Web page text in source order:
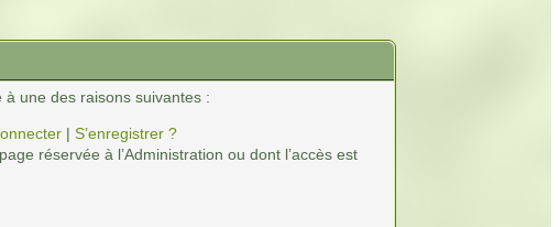
à une des raisons suivantes :
| S’enregistrer ?
réservée à l’Administration ou dont l’accès est